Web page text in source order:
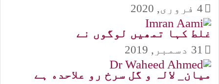
4 فروری, 2020
غلط کہا تمھیں لوگوں نے
31 دسمبر, 2019
ﻣﯿﺎﻥ_ ﻻﻟﮧ ﻭ ﮔﻞ ﺳﺮﺥ ﺭﻭ ﻋﻼﺣﺪﮦ ہے